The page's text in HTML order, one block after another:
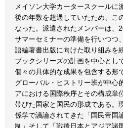
メイソン大学カータースクールに
後の年数を超過していたため、こ
なった。派遣されたメンバーは、
サマーセミナーの準備を行いつつ
語編著書出版に向けた取り組みを
ブックシリーズの計画を中心とし
個々の具体的な成果を包含する形
グローバル・ヒストリー班が中心
アにおける国際秩序とその構成単
帯びた国家と国民の形成である。
係学で議論されてきた「国民帝国
制」そして「戦後日本とアジア諸